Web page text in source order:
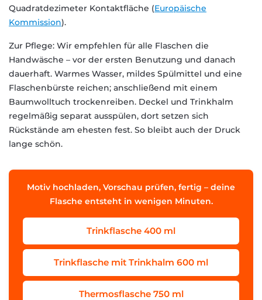
Quadratdezimeter Kontaktfläche (Europäische
Kommission).
Zur Pflege: Wir empfehlen für alle Flaschen die
Handwäsche – vor der ersten Benutzung und danach
dauerhaft. Warmes Wasser, mildes Spülmittel und eine
Flaschenbürste reichen; anschließend mit einem
Baumwolltuch trockenreiben. Deckel und Trinkhalm
regelmäßig separat ausspülen, dort setzen sich
Rückstände am ehesten fest. So bleibt auch der Druck
lange schön.
Motiv hochladen, Vorschau prüfen, fertig – deine
Flasche entsteht in wenigen Minuten.
Trinkflasche 400 ml
Trinkflasche mit Trinkhalm 600 ml
Thermosflasche 750 ml